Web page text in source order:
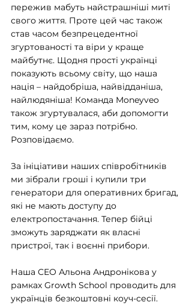
пережив мабуть найстрашніші миті
свого життя. Проте цей час також
став часом безпрецедентної
згуртованості та віри у краще
майбутнє. Щодня прості українці
показують всьому світу, що наша
нація – найдобріша, найвідданіша,
найлюдяніша! Команда Moneyveo
також згуртувалася, аби допомогти
тим, кому це зараз потрібно.
Розповідаємо.
За ініціативи наших співробітників
ми зібрали гроші і купили три
генератори для оперативних бригад,
які не мають доступу до
електропостачання. Тепер бійці
зможуть заряджати як власні
пристрої, так і воєнні прибори.
Наша CEO Альона Андронікова у
рамках Growth School проводить для
українців безкоштовні коуч-сесії.